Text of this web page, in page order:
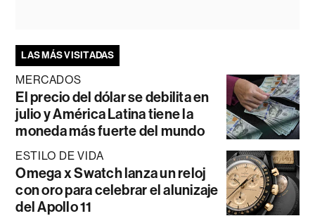
LAS MÁS VISITADAS
MERCADOS
El precio del dólar se debilita en
julio y América Latina tiene la
moneda más fuerte del mundo
ESTILO DE VIDA
Omega x Swatch lanza un reloj
con oro para celebrar el alunizaje
del Apollo 11